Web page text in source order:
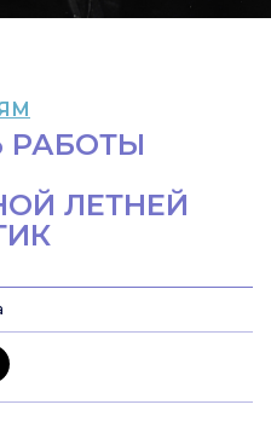
РАБОТЫ
ЛЕТНЕЙ